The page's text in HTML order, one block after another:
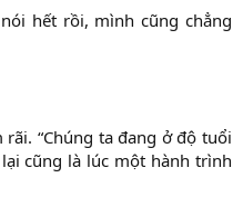
hết rồi, mình cũng chẳng
“Chúng ta đang ở độ tuổi
cũng là lúc một hành trình